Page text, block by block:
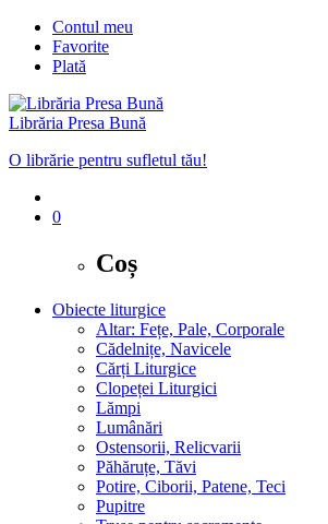
Contul meu
Favorite
Plată
Librăria Presa Bună
O librărie pentru sufletul tău!
0
Coș
Obiecte liturgice
Altar: Fețe, Pale, Corporale
Cădelnițe, Navicele
Cărți Liturgice
Clopeței Liturgici
Lămpi
Lumânări
Ostensorii, Relicvarii
Păhăruțe, Tăvi
Potire, Ciborii, Patene, Teci
Pupitre